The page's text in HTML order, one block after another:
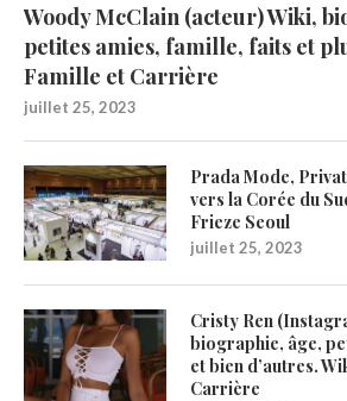
Woody McClain (acteur) Wiki,
petites amies, famille, faits et
Famille et Carrière
juillet 25, 2023
Prada Mode,
vers la Corée du
Frieze Seoul
juillet 25, 2023
Cristy Ren
biographie, âge,
et bien d’autres.
Carrière